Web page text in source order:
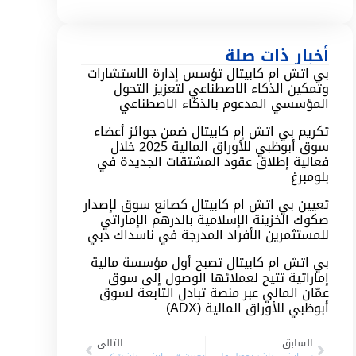
أخبار ذات صلة
بي اتش ام كابيتال تؤسس إدارة الاستشارات
وتمكين الذكاء الاصطناعي لتعزيز التحول
المؤسسي المدعوم بالذكاء الاصطناعي
تكريم بي اتش إم كابيتال ضمن جوائز أعضاء
سوق أبوظبي للأوراق المالية 2025 خلال
فعالية إطلاق عقود المشتقات الجديدة في
بلومبرغ
تعيين بي اتش ام كابيتال كصانع سوق لإصدار
صكوك الخزينة الإسلامية بالدرهم الإماراتي
للمستثمرين الأفراد المدرجة في ناسداك دبي
بي اتش ام كابيتال تصبح أول مؤسسة مالية
إماراتية تتيح لعملائها الوصول إلى سوق
عمّان المالي عبر منصة تبادل التابعة لسوق
أبوظبي للأوراق المالية (ADX)
السابق التالي